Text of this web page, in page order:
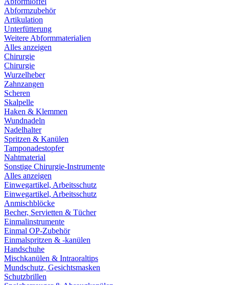
Abformzubehör
Artikulation
Unterfütterung
Weitere Abformmaterialien
Alles anzeigen
Chirurgie
Chirurgie
Wurzelheber
Zahnzangen
Scheren
Skalpelle
Haken & Klemmen
Wundnadeln
Nadelhalter
Spritzen & Kanülen
Tamponadestopfer
Nahtmaterial
Sonstige Chirurgie-Instrumente
Alles anzeigen
Einwegartikel, Arbeitsschutz
Einwegartikel, Arbeitsschutz
Anmischblöcke
Becher, Servietten & Tücher
Einmalinstrumente
Einmal OP-Zubehör
Einmalspritzen & -kanülen
Handschuhe
Mischkanülen & Intraoraltips
Mundschutz, Gesichtsmasken
Schutzbrillen